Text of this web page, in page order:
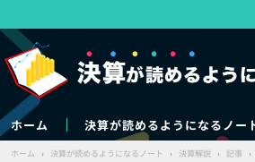
ホーム 決算が読めるようになるノー
ホーム › 決算が読めるようになるノート › 決算解説 › 記事 ›